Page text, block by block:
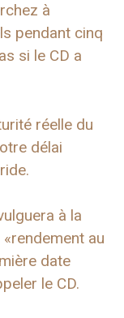
à
pendant cinq
si le CD a
réelle du
délai
à la
au
date
le CD.